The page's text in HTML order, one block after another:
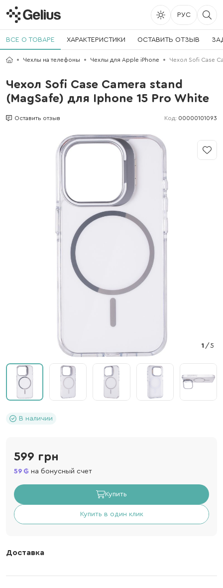
РУС
ВСЕ О ТОВАРЕ ХАРАКТЕРИСТИКИ ОСТАВИТЬ ОТЗЫВ
Чехлы на телефоны Чехлы для Apple iPhone Чехол Sofi Case
Чехол Sofi Case Camera stand
(MagSafe) для Iphone 15 Pro White
Оставить отзыв Код: 00000101093
1 /5
В наличии
599 грн
59 на бонусный счет
Купить
Купить в один клик
Доставка